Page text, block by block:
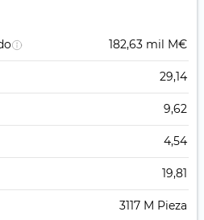
182,63 mil M€
29,14
9,62
4,54
19,81
3117 M Pieza